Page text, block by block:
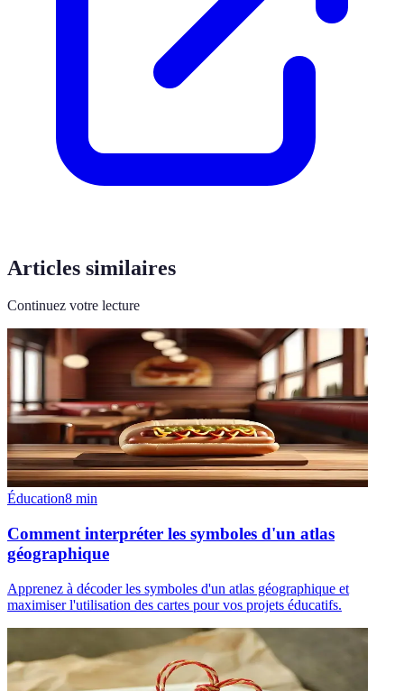
Articles similaires
Continuez votre lecture
Éducation8 min
Comment interpréter les symboles d'un atlas
géographique
Apprenez à décoder les symboles d'un atlas géographique et
maximiser l'utilisation des cartes pour vos projets éducatifs.